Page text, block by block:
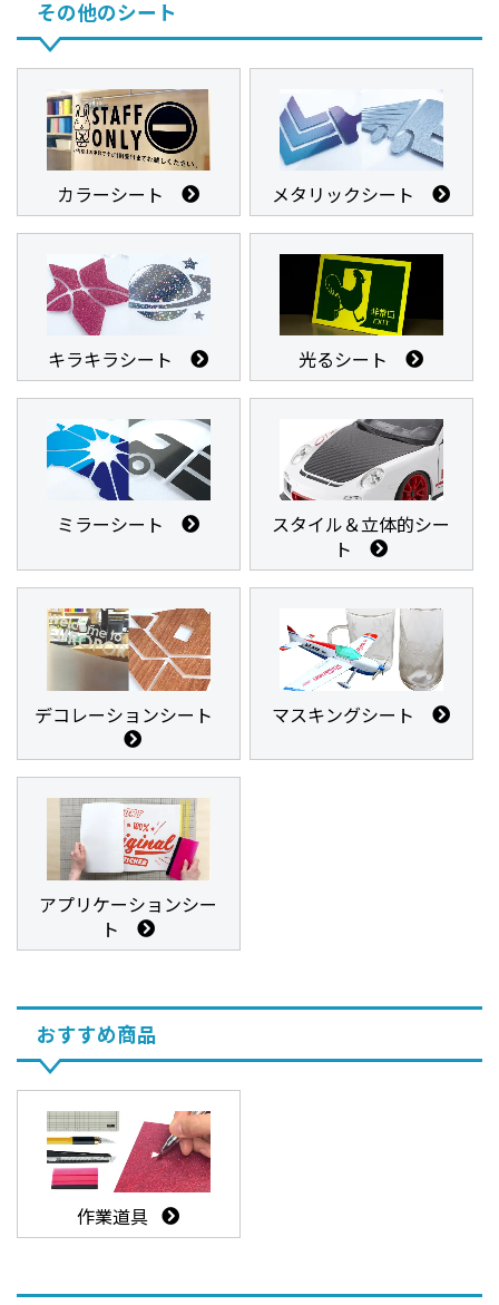
その他のシート
カラーシート メタリックシート
キラキラシート 光るシート
ミラーシート
スタイル＆立体的シー
ト
デコレーションシート マスキングシート
アプリケーションシー
ト
おすすめ商品
作業道具